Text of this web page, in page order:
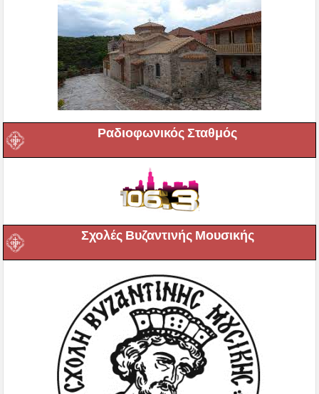
Ραδιοφωνικός Σταθμός
Σχολές Βυζαντινής Μουσικής